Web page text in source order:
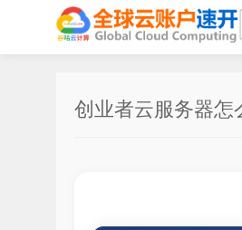
创业者云服务器怎